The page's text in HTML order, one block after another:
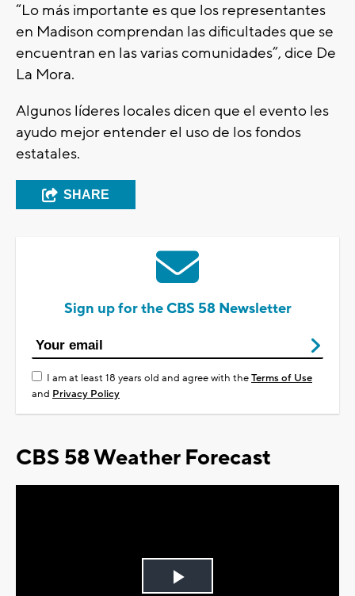
“Lo más importante es que los representantes
en Madison comprendan las dificultades que se
encuentran en las varias comunidades”, dice De
La Mora.
Algunos líderes locales dicen que el evento les
ayudo mejor entender el uso de los fondos
estatales.
SHARE
Sign up for the CBS 58 Newsletter
I am at least 18 years old and agree with theTerms of Use
and Privacy Policy
CBS 58 Weather Forecast